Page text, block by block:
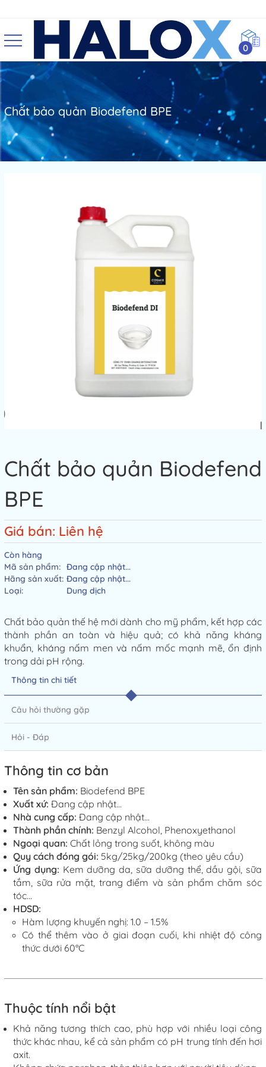
0
Chất bảo quản Biodefend BPE
Chất bảo quản Biodefend
BPE
Giá bán: Liên hệ
Còn hàng
Mã sản phẩm: Đang cập nhật...
Hãng sản xuất: Đang cập nhật...
Loại:
Dung dịch
Chất bảo quản thế hệ mới dành cho mỹ phẩm, kết hợp các
thành phần an toàn và hiệu quả; có khả năng kháng
khuẩn, kháng nấm men và nấm mốc mạnh mẽ, ổn định
trong dải pH rộng.
Thông tin chi tiết
Câu hỏi thường gặp
Hỏi - Đáp
Thông tin cơ bản
Tên sản phẩm: Biodefend BPE
Xuất xứ: Đang cập nhật...
Nhà cung cấp: Đang cập nhật...
Thành phần chính: Benzyl Alcohol, Phenoxyethanol
Ngoại quan: Chất lỏng trong suốt, không màu
Quy cách đóng gói: 5kg/25kg/200kg (theo yêu cầu)
Ứng dụng: Kem dưỡng da, sữa dưỡng thể, dầu gội, sữa
tắm, sữa rửa mặt, trang điểm và sản phẩm chăm sóc
tóc...
HDSD:
Hàm lượng khuyến nghị: 1.0 – 1.5%
Có thể thêm vào ở giai đoạn cuối, khi nhiệt độ công
thức dưới 60°C
Thuộc tính nổi bật
Khả năng tương thích cao, phù hợp với nhiều loại công
thức khác nhau, kể cả sản phẩm có pH trung tính đến hơi
axit.